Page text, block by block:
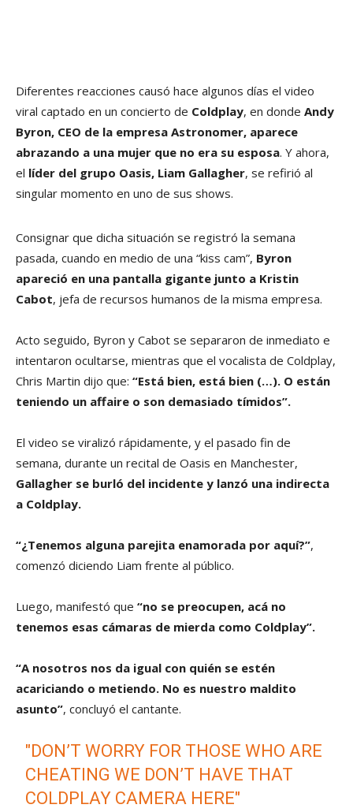
Diferentes reacciones causó hace algunos días el video
viral captado en un concierto de Coldplay, en donde Andy
Byron, CEO de la empresa Astronomer, aparece
abrazando a una mujer que no era su esposa. Y ahora,
el líder del grupo Oasis, Liam Gallagher, se refirió al
singular momento en uno de sus shows.
Consignar que dicha situación se registró la semana
pasada, cuando en medio de una “kiss cam”, Byron
apareció en una pantalla gigante junto a Kristin
Cabot, jefa de recursos humanos de la misma empresa.
Acto seguido, Byron y Cabot se separaron de inmediato e
intentaron ocultarse, mientras que el vocalista de Coldplay,
Chris Martin dijo que: “Está bien, está bien (…). O están
teniendo un affaire o son demasiado tímidos”.
El video se viralizó rápidamente, y el pasado fin de
semana, durante un recital de Oasis en Manchester,
Gallagher se burló del incidente y lanzó una indirecta
a Coldplay.
“¿Tenemos alguna parejita enamorada por aquí?”,
comenzó diciendo Liam frente al público.
Luego, manifestó que “no se preocupen, acá no
tenemos esas cámaras de mierda como Coldplay”.
“A nosotros nos da igual con quién se estén
acariciando o metiendo. No es nuestro maldito
asunto”, concluyó el cantante.
"DON’T WORRY FOR THOSE WHO ARE
CHEATING WE DON’T HAVE THAT
COLDPLAY CAMERA HERE"